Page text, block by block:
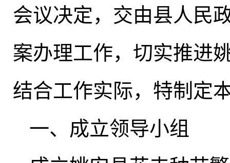
会议决定 ， 交由县人民
案办理工作， 切实推进
结合工作实际， 特制定
一、成立领导小组